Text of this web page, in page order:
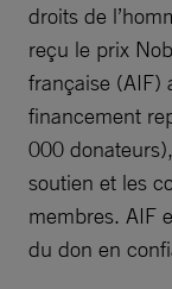
droits de
reçu le prix
française (AIF)
financement
000
soutien et les
membres. AIF
du don en